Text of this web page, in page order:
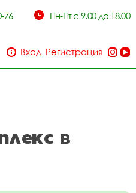
76 Пн-Пт с 9.00 до 18.00
Вход Регистрация
в